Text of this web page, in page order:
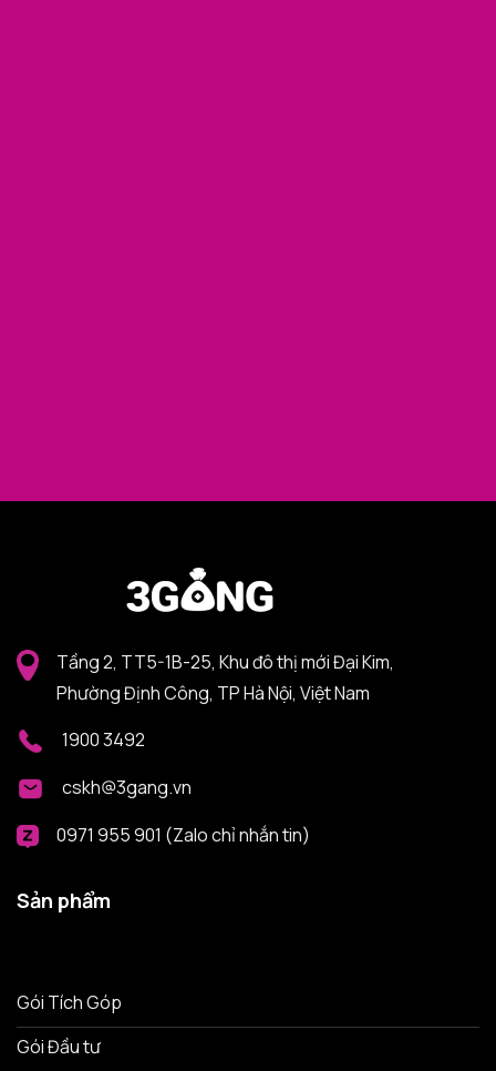
Tầng 2, TT5-1B-25, Khu đô thị mới Đại Kim,
Phường Định Công, TP Hà Nội, Việt Nam
1900 3492
cskh@3gang.vn
0971 955 901 (Zalo chỉ nhắn tin)
Sản phẩm
Gói Tích Góp
Gói Đầu tư